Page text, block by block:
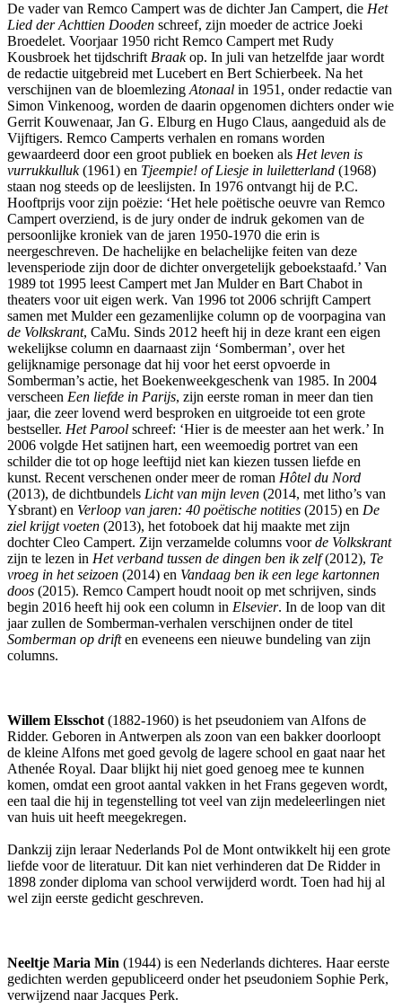
De vader van Remco Campert was de dichter Jan Campert, die Het
Lied der Achttien Dooden schreef, zijn moeder de actrice Joeki
Broedelet. Voorjaar 1950 richt Remco Campert met Rudy
Kousbroek het tijdschrift Braakop. In juli van hetzelfde jaar wordt
de redactie uitgebreid met Lucebert en Bert Schierbeek. Na het
verschijnen van de bloemlezing Atonaal in 1951, onder redactie van
Simon Vinkenoog, worden de daarin opgenomen dichters onder wie
Gerrit Kouwenaar, Jan G. Elburg en Hugo Claus, aangeduid als de
Vijftigers. Remco Camperts verhalen en romans worden
gewaardeerd door een groot publiek en boeken als Het leven is
vurrukkulluk(1961) en Tjeempie! of Liesje in luiletterland (1968)
staan nog steeds op de leeslijsten. In 1976 ontvangt hij de P.C.
Hooftprijs voor zijn poëzie: ‘Het hele poëtische oeuvre van Remco
Campert overziend, is de jury onder de indruk gekomen van de
persoonlijke kroniek van de jaren 1950-1970 die erin is
neergeschreven. De hachelijke en belachelijke feiten van deze
levensperiode zijn door de dichter onvergetelijk geboekstaafd.’ Van
1989 tot 1995 leest Campert met Jan Mulder en Bart Chabot in
theaters voor uit eigen werk. Van 1996 tot 2006 schrijft Campert
samen met Mulder een gezamenlijke column op de voorpagina van
de Volkskrant, CaMu. Sinds 2012 heeft hij in deze krant een eigen
wekelijkse column en daarnaast zijn ‘Somberman’, over het
gelijknamige personage dat hij voor het eerst opvoerde in
Somberman’s actie, het Boekenweekgeschenk van 1985. In 2004
verscheen Een liefde in Parijs, zijn eerste roman in meer dan tien
jaar, die zeer lovend werd besproken en uitgroeide tot een grote
bestseller. Het Parool schreef: ‘Hier is de meester aan het werk.’ In
2006 volgde Het satijnen hart, een weemoedig portret van een
schilder die tot op hoge leeftijd niet kan kiezen tussen liefde en
kunst. Recent verschenen onder meer de roman Hôtel du Nord
(2013), de dichtbundels Licht van mijn leven (2014, met litho’s van
Ysbrant) en Verloop van jaren: 40 poëtische notities (2015) en De
ziel krijgt voeten (2013), het fotoboek dat hij maakte met zijn
dochter Cleo Campert. Zijn verzamelde columns voorde Volkskrant
zijn te lezen in Het verband tussen de dingen ben ik zelf(2012), Te
vroeg in het seizoen (2014) en Vandaag ben ik een lege kartonnen
doos (2015). Remco Campert houdt nooit op met schrijven, sinds
begin 2016 heeft hij ook een column in Elsevier. In de loop van dit
jaar zullen de Somberman-verhalen verschijnen onder de titel
Somberman op driften eveneens een nieuwe bundeling van zijn
columns.
Willem Elsschot (1882-1960) is het pseudoniem van Alfons de
Ridder. Geboren in Antwerpen als zoon van een bakker doorloopt
de kleine Alfons met goed gevolg de lagere school en gaat naar het
Athenée Royal. Daar blijkt hij niet goed genoeg mee te kunnen
komen, omdat een groot aantal vakken in het Frans gegeven wordt,
een taal die hij in tegenstelling tot veel van zijn medeleerlingen niet
van huis uit heeft meegekregen.
Dankzij zijn leraar Nederlands Pol de Mont ontwikkelt hij een grote
liefde voor de literatuur. Dit kan niet verhinderen dat De Ridder in
1898 zonder diploma van school verwijderd wordt. Toen had hij al
wel zijn eerste gedicht geschreven.
Neeltje Maria Min (1944) is een Nederlands dichteres. Haar eerste
gedichten werden gepubliceerd onder het pseudoniem Sophie Perk,
verwijzend naar Jacques Perk.